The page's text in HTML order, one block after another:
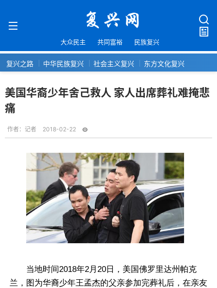
大众民主 共同富裕 民族复兴
复兴之路 中华民族复兴 社会主义复兴 东方文化复兴
美国华裔少年舍己救人 家人出席葬礼难掩悲
痛
作者： 记者 2018-02-22
当地时间2018年2月20日，美国佛罗里达州帕克
兰，图为华裔少年王孟杰的父亲参加完葬礼后，在亲友